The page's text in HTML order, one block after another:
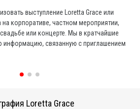
выступление Loretta Grace или
на корпоративе, частном мероприятии,
или концерте. Мы в кратчайшие
информацию, связанную с приглашением
Loretta Grace